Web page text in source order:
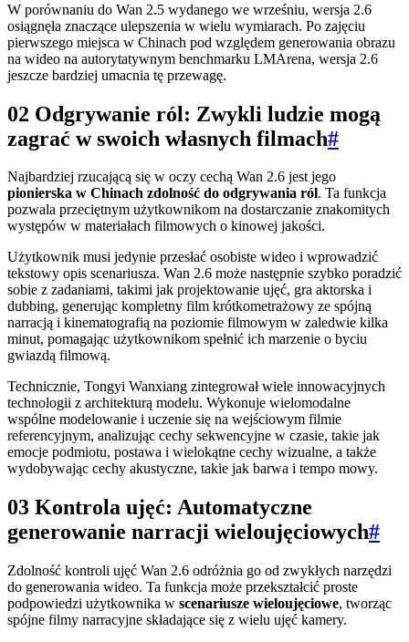
W porównaniu do Wan 2.5 wydanego we wrześniu, wersja 2.6
osiągnęła znaczące ulepszenia w wielu wymiarach. Po zajęciu
pierwszego miejsca w Chinach pod względem generowania obrazu
na wideo na autorytatywnym benchmarku LMArena, wersja 2.6
jeszcze bardziej umacnia tę przewagę.
02 Odgrywanie ról: Zwykli ludzie mogą
zagrać w swoich własnych filmach#
Najbardziej rzucającą się w oczy cechą Wan 2.6 jest jego
pionierska w Chinach zdolność do odgrywania ról. Ta funkcja
pozwala przeciętnym użytkownikom na dostarczanie znakomitych
występów w materiałach filmowych o kinowej jakości.
Użytkownik musi jedynie przesłać osobiste wideo i wprowadzić
tekstowy opis scenariusza. Wan 2.6 może następnie szybko poradzić
sobie z zadaniami, takimi jak projektowanie ujęć, gra aktorska i
dubbing, generując kompletny film krótkometrażowy ze spójną
narracją i kinematografią na poziomie filmowym w zaledwie kilka
minut, pomagając użytkownikom spełnić ich marzenie o byciu
gwiazdą filmową.
Technicznie, Tongyi Wanxiang zintegrował wiele innowacyjnych
technologii z architekturą modelu. Wykonuje wielomodalne
wspólne modelowanie i uczenie się na wejściowym filmie
referencyjnym, analizując cechy sekwencyjne w czasie, takie jak
emocje podmiotu, postawa i wielokątne cechy wizualne, a także
wydobywając cechy akustyczne, takie jak barwa i tempo mowy.
03 Kontrola ujęć: Automatyczne
generowanie narracji wieloujęciowych#
Zdolność kontroli ujęć Wan 2.6 odróżnia go od zwykłych narzędzi
do generowania wideo. Ta funkcja może przekształcić proste
podpowiedzi użytkownika w scenariusze wieloujęciowe, tworząc
spójne filmy narracyjne składające się z wielu ujęć kamery.